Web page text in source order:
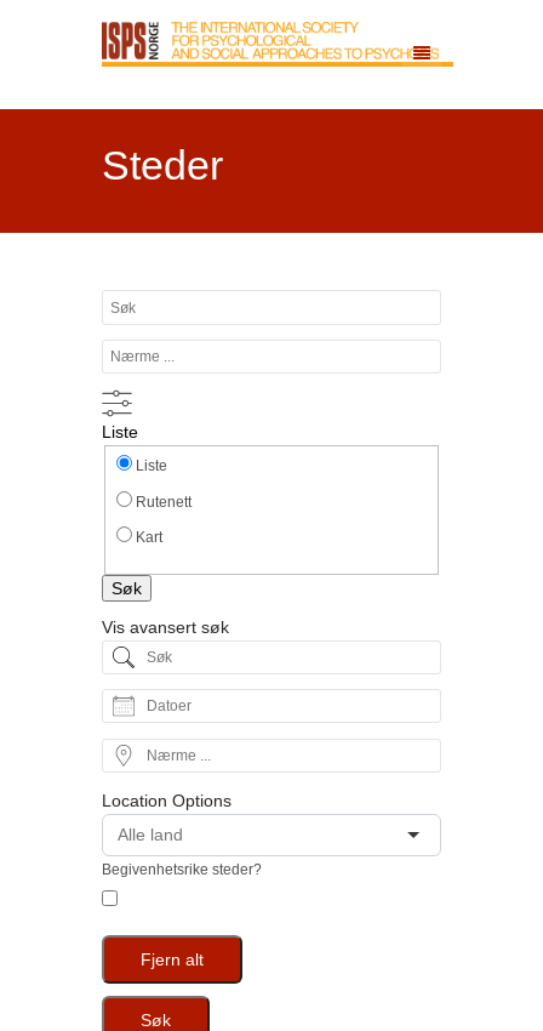
Steder
Søk
Nærme
...
Liste
Søkeresultatvisningstype
Liste
Rutenett
Kart
Søk
Vis avansert søk
Søk
Datoer
Nærme
...
Location Options
Land
Begivenhetsrike steder?
Fjern alt
Søk